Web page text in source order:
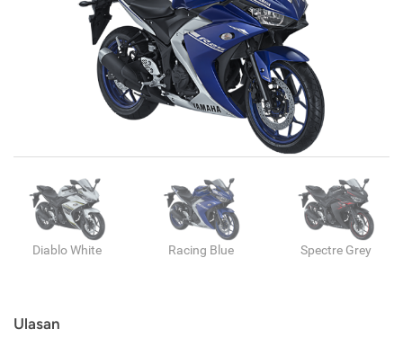
Diablo White Racing Blue Spectre Grey
Ulasan